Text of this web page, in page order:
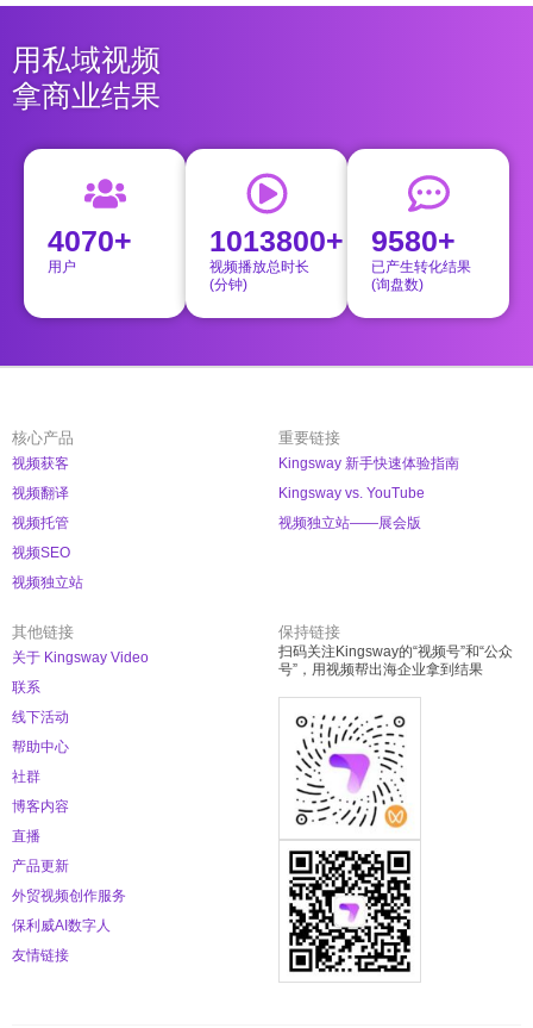
用私域视频
拿商业结果
4070+
用户
1013800+
视频播放总时长
(分钟)
9580+
已产生转化结果
(询盘数)
核心产品
视频获客
视频翻译
视频托管
视频SEO
视频独立站
重要链接
Kingsway 新手快速体验指南
Kingsway vs. YouTube
视频独立站——展会版
其他链接
关于 Kingsway Video
联系
线下活动
帮助中心
社群
博客内容
直播
产品更新
外贸视频创作服务
保利威AI数字人
友情链接
保持链接
扫码关注Kingsway的“视频号”和“公众
号”，用视频帮出海企业拿到结果